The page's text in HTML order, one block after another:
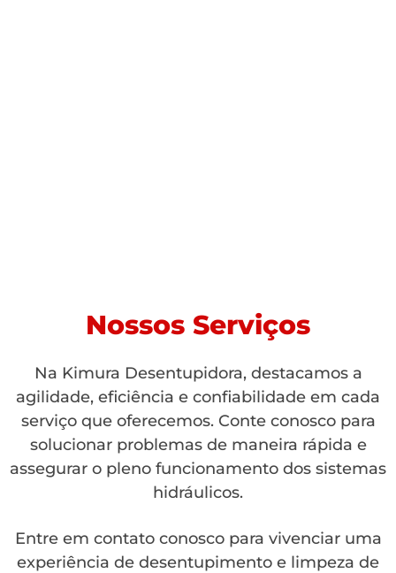
Nossos Serviços
Na Kimura Desentupidora, destacamos a
agilidade, eficiência e confiabilidade em cada
serviço que oferecemos. Conte conosco para
solucionar problemas de maneira rápida e
assegurar o pleno funcionamento dos sistemas
hidráulicos.
Entre em contato conosco para vivenciar uma
experiência de desentupimento e limpeza de